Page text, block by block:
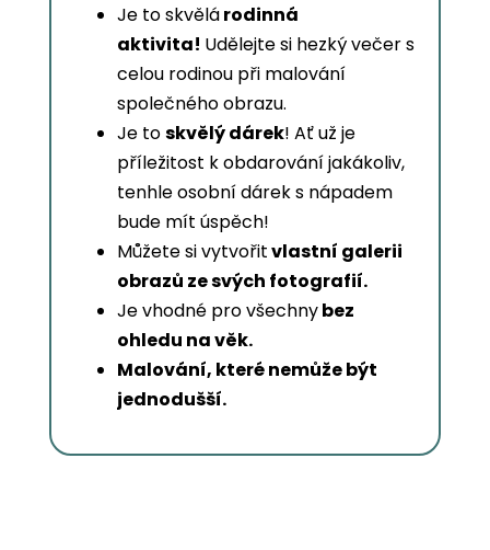
Je to skvělárodinná
aktivita! Udělejte si hezký večer s
celou rodinou při malování
společného obrazu.
Je toskvělý dárek! Ať už je
příležitost k obdarování jakákoliv,
tenhle osobní dárek s nápadem
bude mít úspěch!
Můžete si vytvořitvlastní galerii
obrazů ze svých fotografií.
Je vhodné pro všechnybez
ohledu na věk.
Malování, které nemůže být
jednodušší.